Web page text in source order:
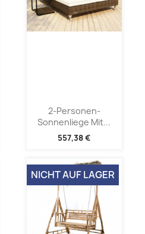
2-Personen-
Sonnenliege Mit...
557,38 €
NICHT AUF LAGER